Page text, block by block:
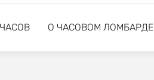
О ЧАСОВОМ ЛОМБАРДЕ